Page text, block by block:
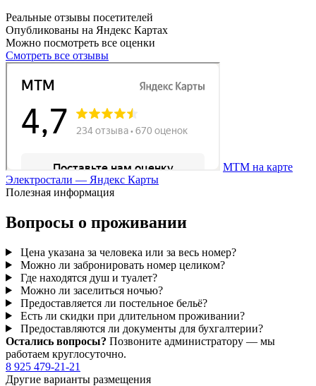
Реальные отзывы посетителей
Опубликованы на Яндекс Картах
Можно посмотреть все оценки
Смотреть все отзывы
МТМ на карте
Электростали — Яндекс Карты
Полезная информация
Вопросы о проживании
Цена указана за человека или за весь номер?
Можно ли забронировать номер целиком?
Где находятся душ и туалет?
Можно ли заселиться ночью?
Предоставляется ли постельное бельё?
Есть ли скидки при длительном проживании?
Предоставляются ли документы для бухгалтерии?
Остались вопросы? Позвоните администратору — мы
работаем круглосуточно.
8 925 479-21-21
Другие варианты размещения